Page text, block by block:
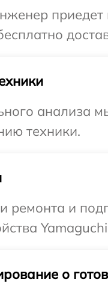
приедет
анализа
техники.
ремонта и
о